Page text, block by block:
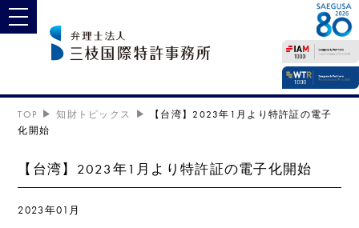
toggle navigation
TOP 知財トピックス
【台湾】2023年1月より特許証の電子
化開始
【台湾】2023年1月より特許証の電子化開始
2023年01月